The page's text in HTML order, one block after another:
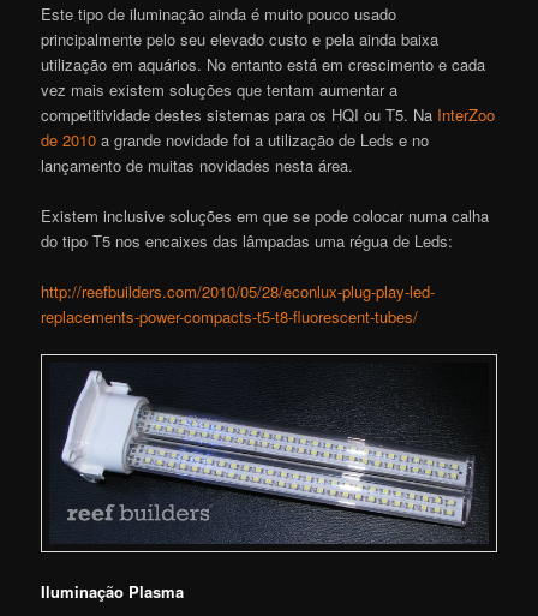
Este tipo de iluminação ainda é muito pouco usado
principalmente pelo seu elevado custo e pela ainda baixa
utilização em aquários. No entanto está em crescimento e cada
vez mais existem soluções que tentam aumentar a
competitividade destes sistemas para os HQI ou T5. Na InterZoo
de 2010 a grande novidade foi a utilização de Leds e no
lançamento de muitas novidades nesta área.
Existem inclusive soluções em que se pode colocar numa calha
do tipo T5 nos encaixes das lâmpadas uma régua de Leds:
http://reefbuilders.com/2010/05/28/econlux-plug-play-led-
replacements-power-compacts-t5-t8-fluorescent-tubes/
Iluminação Plasma